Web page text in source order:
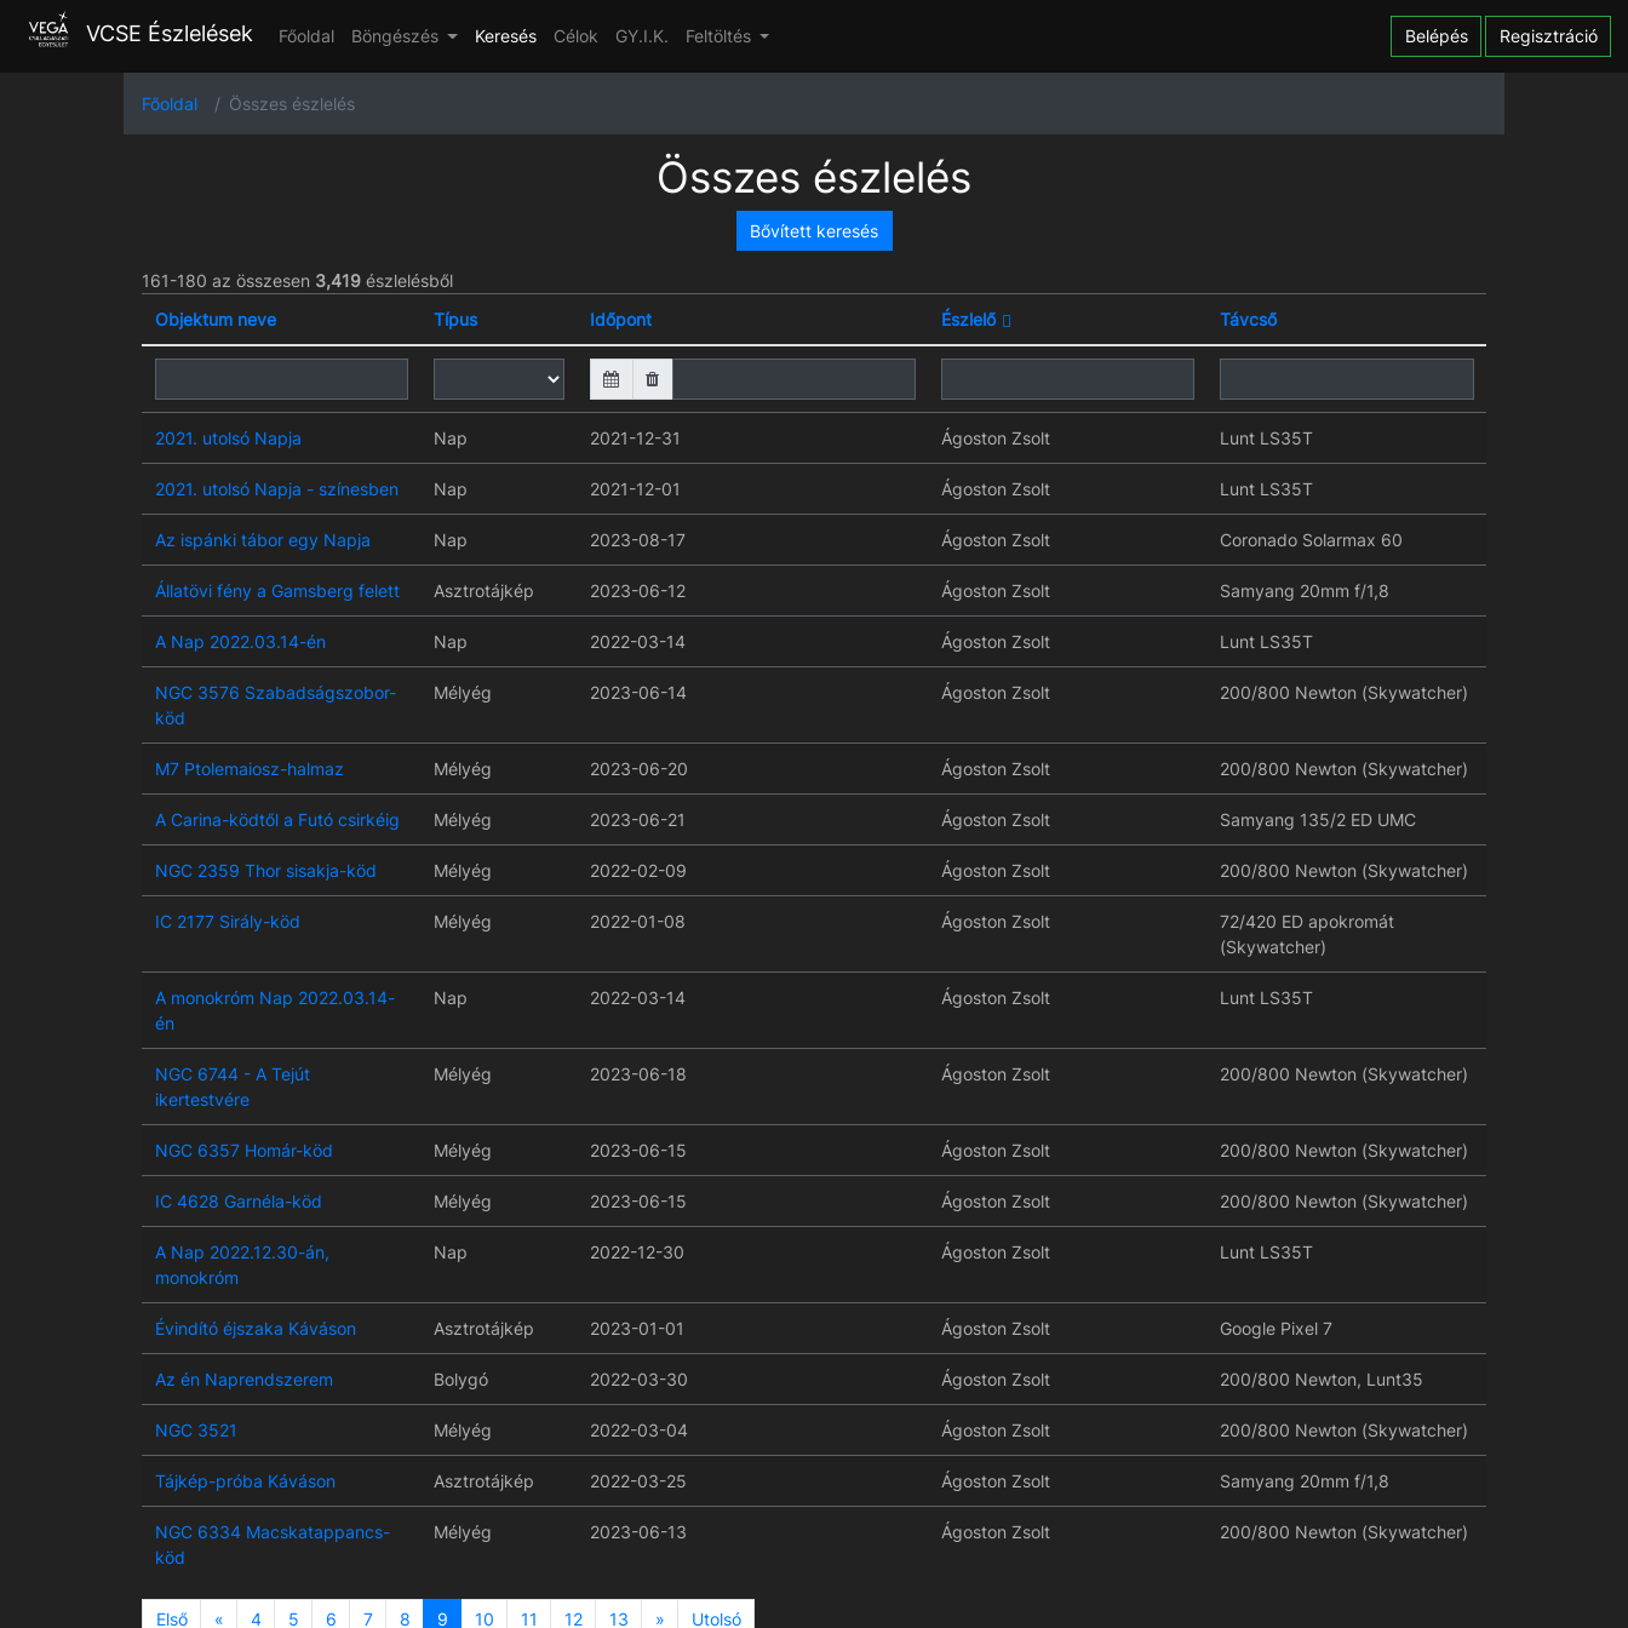
VCSE Észlelések Főoldal Böngészés Keresés Célok GY.I.K. Feltöltés Belépés Regisztráció
Főoldal Összes észlelés
Összes észlelés
Bővített keresés
161-180 az összesen 3,419 észlelésből
Objektum neve
Típus Időpont Észlelő Távcső
2021. utolsó Napja Nap 2021-12-31 Ágoston Zsolt Lunt LS35T
2021. utolsó Napja - színesben Nap 2021-12-01 Ágoston Zsolt Lunt LS35T
Az ispánki tábor egy Napja Nap 2023-08-17 Ágoston Zsolt Coronado Solarmax 60
Állatövi fény a Gamsberg felett Asztrotájkép 2023-06-12 Ágoston Zsolt Samyang 20mm f/1,8
A Nap 2022.03.14-én Nap 2022-03-14 Ágoston Zsolt Lunt LS35T
NGC 3576 Szabadságszobor-
köd
Mélyég 2023-06-14 Ágoston Zsolt 200/800 Newton (Skywatcher)
M7 Ptolemaiosz-halmaz Mélyég 2023-06-20 Ágoston Zsolt 200/800 Newton (Skywatcher)
A Carina-ködtől a Futó csirkéig Mélyég 2023-06-21 Ágoston Zsolt Samyang 135/2 ED UMC
NGC 2359 Thor sisakja-köd Mélyég 2022-02-09 Ágoston Zsolt 200/800 Newton (Skywatcher)
IC 2177 Sirály-köd Mélyég 2022-01-08 Ágoston Zsolt
72/420 ED apokromát
(Skywatcher)
A monokróm Nap 2022.03.14-
én
Nap 2022-03-14 Ágoston Zsolt Lunt LS35T
NGC 6744 - A Tejút
ikertestvére
Mélyég 2023-06-18 Ágoston Zsolt 200/800 Newton (Skywatcher)
NGC 6357 Homár-köd Mélyég 2023-06-15 Ágoston Zsolt 200/800 Newton (Skywatcher)
IC 4628 Garnéla-köd Mélyég 2023-06-15 Ágoston Zsolt 200/800 Newton (Skywatcher)
A Nap 2022.12.30-án,
monokróm
Nap 2022-12-30 Ágoston Zsolt Lunt LS35T
Évindító éjszaka Káváson Asztrotájkép 2023-01-01 Ágoston Zsolt Google Pixel 7
Az én Naprendszerem Bolygó 2022-03-30 Ágoston Zsolt 200/800 Newton, Lunt35
NGC 3521 Mélyég 2022-03-04 Ágoston Zsolt 200/800 Newton (Skywatcher)
Tájkép-próba Káváson Asztrotájkép 2022-03-25 Ágoston Zsolt Samyang 20mm f/1,8
NGC 6334 Macskatappancs-
köd
Mélyég 2023-06-13 Ágoston Zsolt 200/800 Newton (Skywatcher)
Első «Previous
4 5 6 7 8 9 10 11 12 13 »NextUtolsó